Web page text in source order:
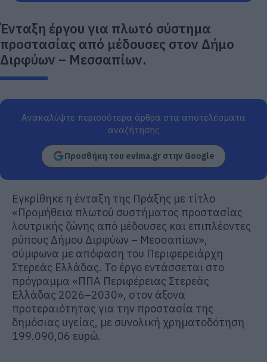
Ένταξη έργου για πλωτό σύστημα
προστασίας από μέδουσες στον Δήμο
Διρφύων – Μεσσαπίων.
Ανακαλύψτε περισσότερα άρθρα στα αποτελέσματα
αναζήτησης
Προσθήκη του evima.gr στην Google
Εγκρίθηκε η ένταξη της Πράξης με τίτλο
«Προμήθεια πλωτού συστήματος προστασίας
λουτρικής ζώνης από μέδουσες και επιπλέοντες
ρύπους Δήμου Διρφύων – Μεσσαπίων»,
σύμφωνα με απόφαση του Περιφερειάρχη
Στερεάς Ελλάδας. Το έργο εντάσσεται στο
πρόγραμμα «ΠΠΑ Περιφέρειας Στερεάς
Ελλάδας 2026–2030», στον άξονα
προτεραιότητας για την προστασία της
δημόσιας υγείας, με συνολική χρηματοδότηση
199.090,06 ευρώ.